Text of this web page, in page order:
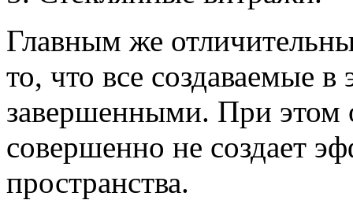
Главным же
то, что все создаваемые
завершенными. При этом
совершенно не создает
пространства.